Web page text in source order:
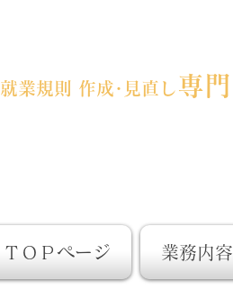
就業規則 作成･見直し 専門
ＴＯＰページ 業務内